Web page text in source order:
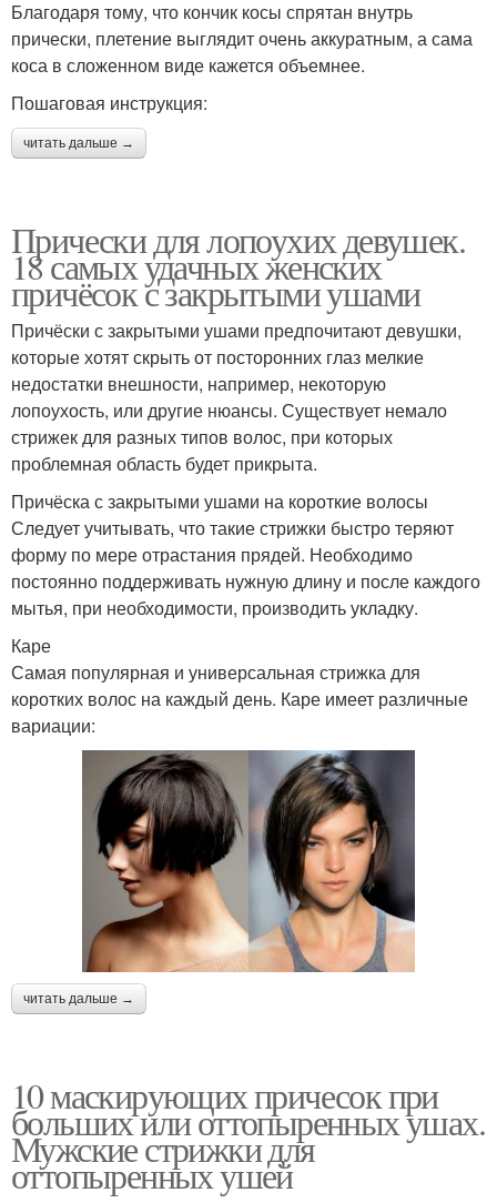
Благодаря тому, что кончик косы спрятан внутрь
прически, плетение выглядит очень аккуратным, а сама
коса в сложенном виде кажется объемнее.
Пошаговая инструкция:
читать дальше →
Прически для лопоухих девушек.
18 самых удачных женских
причёсок с закрытыми ушами
Причёски с закрытыми ушами предпочитают девушки,
которые хотят скрыть от посторонних глаз мелкие
недостатки внешности, например, некоторую
лопоухость, или другие нюансы. Существует немало
стрижек для разных типов волос, при которых
проблемная область будет прикрыта.
Причёска с закрытыми ушами на короткие волосы
Следует учитывать, что такие стрижки быстро теряют
форму по мере отрастания прядей. Необходимо
постоянно поддерживать нужную длину и после каждого
мытья, при необходимости, производить укладку.
Каре
Самая популярная и универсальная стрижка для
коротких волос на каждый день. Каре имеет различные
вариации:
читать дальше →
10 маскирующих причесок при
больших или оттопыренных ушах.
Мужские стрижки для
оттопыренных ушей